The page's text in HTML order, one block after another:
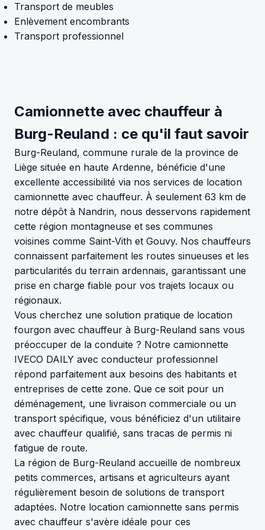
Transport de meubles
Enlèvement encombrants
Transport professionnel
Camionnette avec chauffeur à
Burg-Reuland : ce qu'il faut savoir
Burg-Reuland, commune rurale de la province de
Liège située en haute Ardenne, bénéficie d'une
excellente accessibilité via nos services de location
camionnette avec chauffeur. À seulement 63 km de
notre dépôt à Nandrin, nous desservons rapidement
cette région montagneuse et ses communes
voisines comme Saint-Vith et Gouvy. Nos chauffeurs
connaissent parfaitement les routes sinueuses et les
particularités du terrain ardennais, garantissant une
prise en charge fiable pour vos trajets locaux ou
régionaux.
Vous cherchez une solution pratique de location
fourgon avec chauffeur à Burg-Reuland sans vous
préoccuper de la conduite ? Notre camionnette
IVECO DAILY avec conducteur professionnel
répond parfaitement aux besoins des habitants et
entreprises de cette zone. Que ce soit pour un
déménagement, une livraison commerciale ou un
transport spécifique, vous bénéficiez d'un utilitaire
avec chauffeur qualifié, sans tracas de permis ni
fatigue de route.
La région de Burg-Reuland accueille de nombreux
petits commerces, artisans et agriculteurs ayant
régulièrement besoin de solutions de transport
adaptées. Notre location camionnette sans permis
avec chauffeur s'avère idéale pour ces